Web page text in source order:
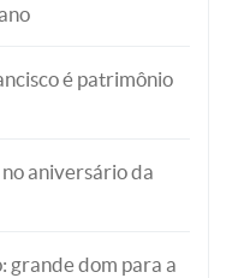
é patrimônio
aniversário da
grande dom para a